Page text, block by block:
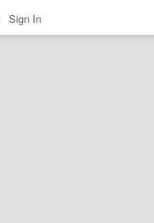
Sign In